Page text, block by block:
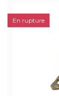
En rupture